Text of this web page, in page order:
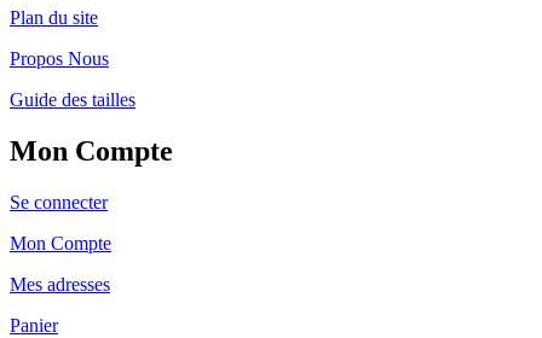
Plan du site
Propos Nous
Guide des tailles
Mon Compte
Se connecter
Mon Compte
Mes adresses
Panier